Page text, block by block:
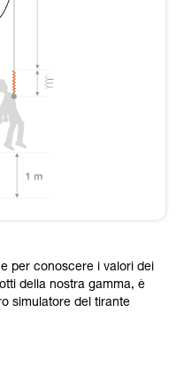
per conoscere i valori dei
della nostra gamma, è
simulatore del tirante